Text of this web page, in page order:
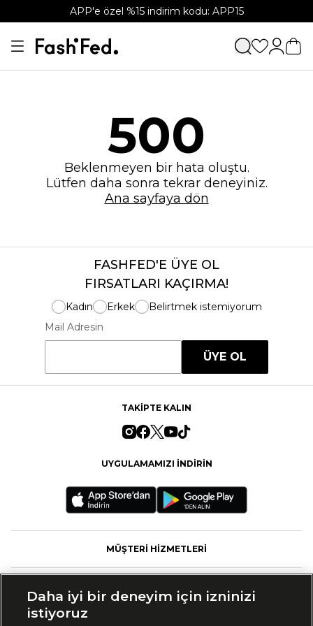
APP'e özel %15 indirim kodu: APP15
500
Beklenmeyen bir hata oluştu.
Lütfen daha sonra tekrar deneyiniz.
Ana sayfaya dön
FASHFED'E ÜYE OL
FIRSATLARI KAÇIRMA!
Kadın Erkek
Belirtmek istemiyorum
Mail Adresin
ÜYE OL
TAKİPTE KALIN
UYGULAMAMIZI İNDİRİN
MÜŞTERİ HİZMETLERİ
Daha iyi bir deneyim için izninizi
istiyoruz